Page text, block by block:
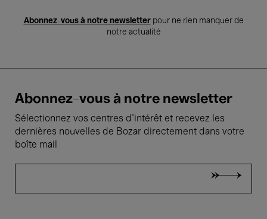
Abonnez-vous à notre newsletterpour ne rien manquer de
notre actualité
Abonnez-vous à notre newsletter
Sélectionnez vos centres d'intérêt et recevez les
dernières nouvelles de Bozar directement dans votre
boîte mail